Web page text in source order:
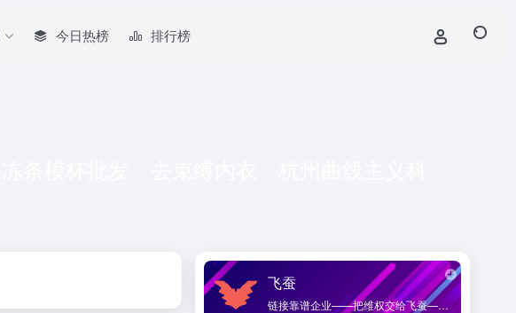
今日热榜 排行榜
飞蚕
链接靠谱企业——把维权交给飞蚕——海桑贸易官方网站，提供优质企业导航和商品导购服务。